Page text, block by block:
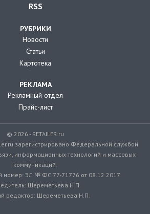
RSS
РУБРИКИ
Новости
Статьи
Картотека
РЕКЛАМА
Рекламный отдел
Прайс-лист
© 2026 - RETAILER.ru
зарегистрировано Федеральной службой
информационных технологий и массовых
коммуникаций.
номер: ЭЛ № ФС 77-71776 от 08.12.2017
Шереметьева Н.П.
редактор: Шереметьева Н.П.